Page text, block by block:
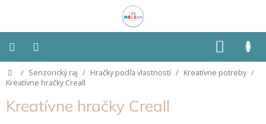
KOŠÍK
Montessori
Detská
izba
Domov
/ Senzorický raj / Hračky podľa vlastností / Kreatívne potreby /
Kreatívne hračky Creall
Kreatívne hračky Creall